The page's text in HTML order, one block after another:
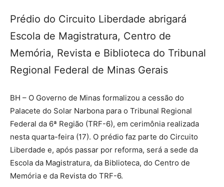
Prédio do Circuito Liberdade abrigará
Escola de Magistratura, Centro de
Memória, Revista e Biblioteca do Tribunal
Regional Federal de Minas Gerais
BH – O Governo de Minas formalizou a cessão do
Palacete do Solar Narbona para o Tribunal Regional
Federal da 6ª Região (TRF-6), em cerimônia realizada
nesta quarta-feira (17). O prédio faz parte do Circuito
Liberdade e, após passar por reforma, será a sede da
Escola da Magistratura, da Biblioteca, do Centro de
Memória e da Revista do TRF-6.